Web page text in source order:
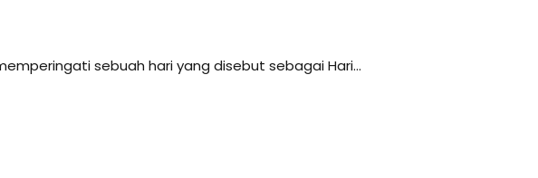
sebuah hari yang disebut sebagai Hari…